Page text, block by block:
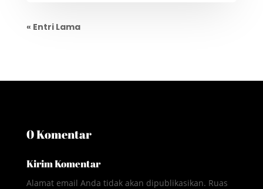
« Entri Lama
0 Komentar
Kirim Komentar
Alamat email Anda tidak akan dipublikasikan. Ruas